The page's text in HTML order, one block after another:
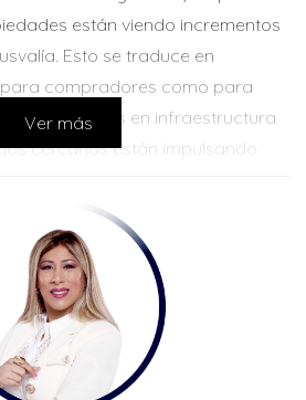
están viendo incrementos
Esto se traduce en
compradores como para
las inversiones en infraestructura
cercanos están impulsando
POR WHATSAPP
Desarrollo "The Crimson"
residencial que se
Ver más